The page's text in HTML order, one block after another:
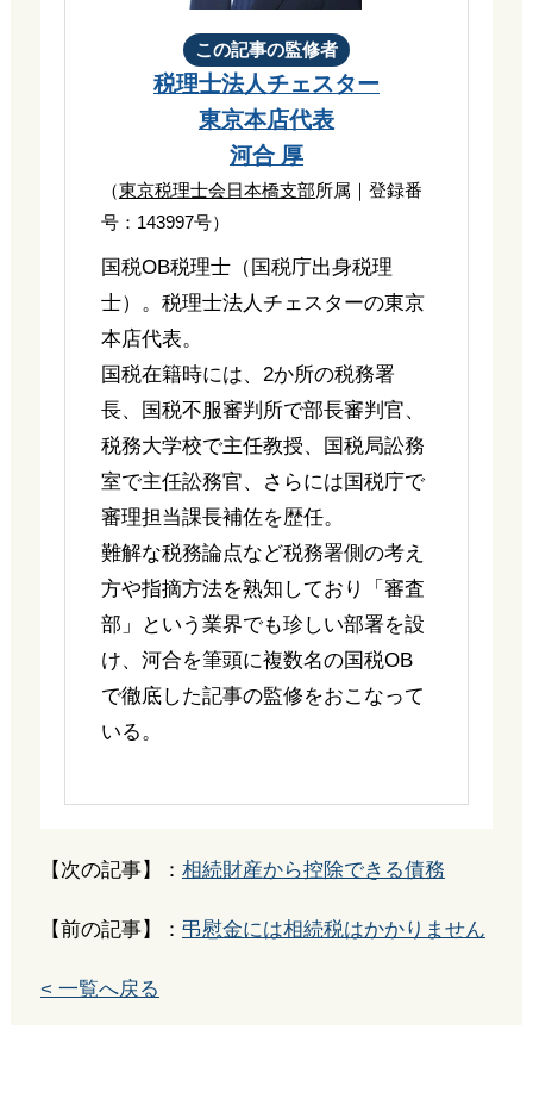
この記事の監修者
税理士法人チェスター
東京本店代表
河合 厚
（東京税理士会日本橋支部所属｜登録番
号：143997号）
国税OB税理士（国税庁出身税理
士）。税理士法人チェスターの東京
本店代表。
国税在籍時には、2か所の税務署
長、国税不服審判所で部長審判官、
税務大学校で主任教授、国税局訟務
室で主任訟務官、さらには国税庁で
審理担当課長補佐を歴任。
難解な税務論点など税務署側の考え
方や指摘方法を熟知しており「審査
部」という業界でも珍しい部署を設
け、河合を筆頭に複数名の国税OB
で徹底した記事の監修をおこなって
いる。
【次の記事】： 相続財産から控除できる債務
【前の記事】： 弔慰金には相続税はかかりません
< 一覧へ戻る